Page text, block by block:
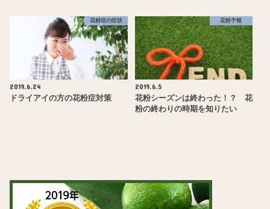
花粉症の症状
2019.6.24
ドライアイの方の花粉症対策
花粉予報
2019.6.5
花粉シーズンは終わった！？ 花
粉の終わりの時期を知りたい